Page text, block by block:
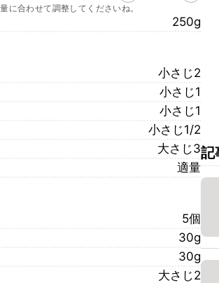
に合わせて調整してくださいね。
250g
小さじ2
小さじ1
小さじ1
小さじ1/2
大さじ3
適量
5個
30g
30g
大さじ2
記